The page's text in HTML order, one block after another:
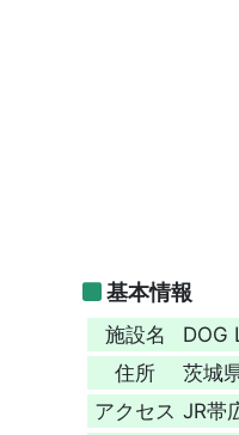
基本情報
施設名
DOG
住所
茨城
アクセス JR帯